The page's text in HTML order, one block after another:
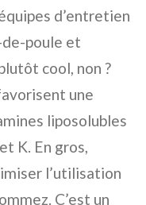
d’entretien
poule et
cool, non ?
une
liposolubles
K. En gros,
l’utilisation
C’est un